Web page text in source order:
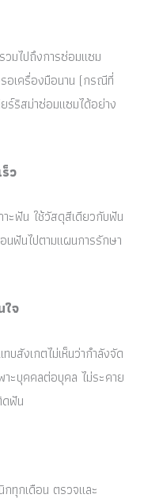
วมไปถึงการซ่อมแซม
อเครื่องมือนาน (กรณีที่
ร์ริสม่าซ่อมแซมได้อย่าง
ว
ะฟัน ใช้วัสดุสีเดียวกับฟัน
นฟันไปตามแผนการรักษา
ใจ
สังเกตไม่เห็นว่ากำลังจัด
ะบุคคลต่อบุคล ไม่ระคาย
ดฟัน
กทุกเดือน ตรวจและ